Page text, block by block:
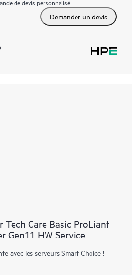
de devis personnalisé
Demander un devis
Tech Care Basic ProLiant
Gen11 HW Service
avec les serveurs Smart Choice !